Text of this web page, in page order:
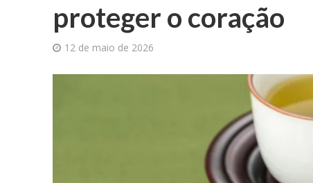
proteger o coração
12 de maio de 2026